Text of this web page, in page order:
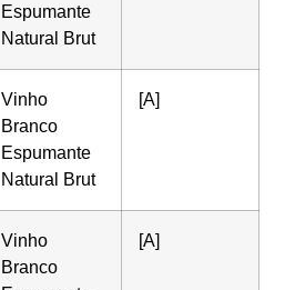
Espumante
Natural Brut
Vinho
Branco
Espumante
Natural Brut
[A]
Vinho
Branco
[A]